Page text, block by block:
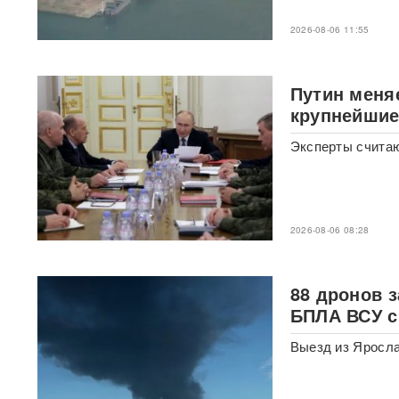
Мэр Хиросимы обвинил
Россию в запугивании
промолчал о США,
сбросивших атомную бомбу
Экс-посол Украины в США
расплакалась в суде после
обвинений в коррупции
"Латвия спасена": сенатор
Пушков высмеял слова
Вайкуле о готовности воевать
«Трамп потребовал
объяснений»: в США
2026-08-06 11:55
Путин
Эксперты
2026-08-06 08:28
88 дронов
БПЛА ВСУ
Выезд из